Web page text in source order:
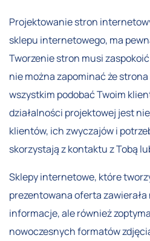
Projektowanie stron
sklepu internetowego, ma
Tworzenie stron musi
nie można zapominać że
wszystkim podobać Twoim
działalności projektowej jest
klientów, ich zwyczajów i
skorzystają z kontaktu z Tobą
Sklepy internetowe, które
prezentowana oferta
informacje, ale również
nowoczesnych formatów